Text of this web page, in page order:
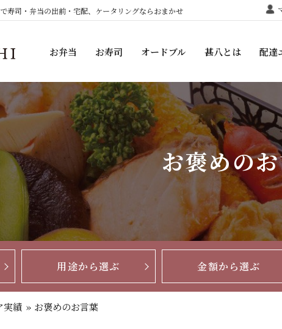
司・弁当の出前・宅配、ケータリングならおまかせ
お弁当 お寿司 オードブル 甚八とは 配達
お褒めの
用途から選ぶ 金額から選ぶ
実績 » お褒めのお言葉